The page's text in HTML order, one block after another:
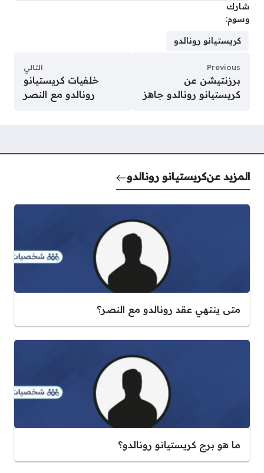
شارك
وسوم:
كريستيانو رونالدو
Previous
برزنتيشن عن
كريستيانو رونالدو جاهز
التالي
خلفيات كريستيانو
رونالدو مع النصر
المزيد عنكريستيانو رونالدو
متى ينتهي عقد رونالدو مع النصر؟
ما هو برج كريستيانو رونالدو؟